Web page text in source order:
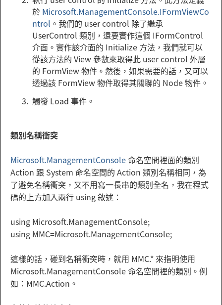
於 Microsoft.ManagementConsole.IFormViewCo
ntrol 。我們的 user control 除了繼承
UserControl 類別，還要實作這個 IFormControl
介面。實作該介面的 Initialize 方法，我們就可以
從該方法的 View 參數來取得此 user control 外層
的 FormView 物件。然後，如果需要的話，又可以
透過該 FormView 物件取得其關聯的 Node 物件。
觸發 Load 事件。
類別名稱衝突
Microsoft.ManagementConsole命名空間裡面的類別
Action 跟 System 命名空間的 Action 類別名稱相同，為
了避免名稱衝突，又不用寫一長串的類別全名，我在程式
碼的上方加入兩行 using 敘述：
using Microsoft.ManagementConsole;
using MMC=Microsoft.ManagementConsole;
這樣的話，碰到名稱衝突時，就用 MMC.* 來指明使用
Microsoft.ManagementConsole 命名空間裡的類別。例
如：MMC.Action。